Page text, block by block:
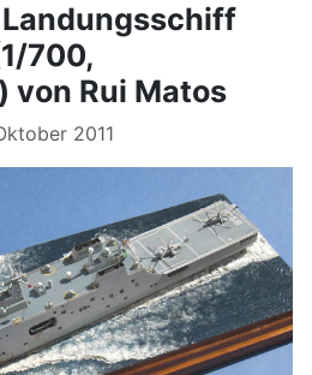
700,
von Rui Matos
2011